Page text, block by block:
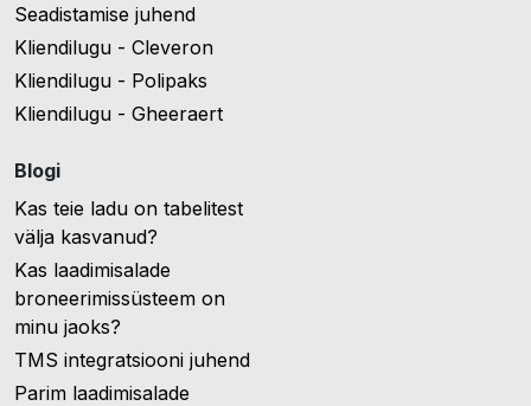
Seadistamise juhend
Kliendilugu - Cleveron
Kliendilugu - Polipaks
Kliendilugu - Gheeraert
Blogi
Kas teie ladu on tabelitest
välja kasvanud?
Kas laadimisalade
broneerimissüsteem on
minu jaoks?
TMS integratsiooni juhend
Parim laadimisalade